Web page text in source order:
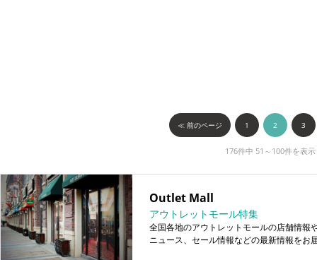
≪ 前のページ 1 2 3
176件中 51～100件を表示
Outlet Mall
アウトレットモール特集
全国各地のアウトレットモールの店舗情報
ニュース、セール情報などの最新情報をお